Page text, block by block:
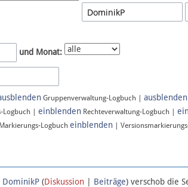
und Monat:
Gruppenverwaltung-Logbuch | ausblenden
Logbuch | einblenden Rechteverwaltung-Logbuch |
Logbuch einblenden |
DominikP (Diskussion | Beiträge) verschob die